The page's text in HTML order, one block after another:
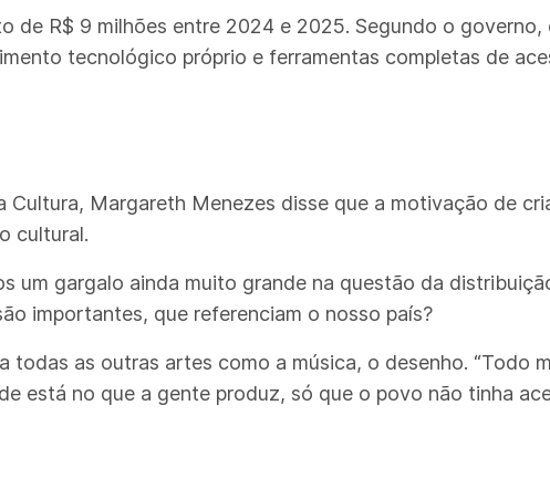
de R$ 9 milhões entre 2024 e 2025. Segundo o
tecnológico próprio e ferramentas completas de
Cultura, Margareth Menezes disse que a motivação de
cultural.
um gargalo ainda muito grande na questão da
importantes, que referenciam o nosso país?
todas as outras artes como a música, o desenho. “Todo
está no que a gente produz, só que o povo não tinha